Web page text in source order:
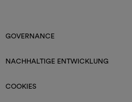
GOVERNANCE
NACHHALTIGE ENTWICKLUNG
COOKIES